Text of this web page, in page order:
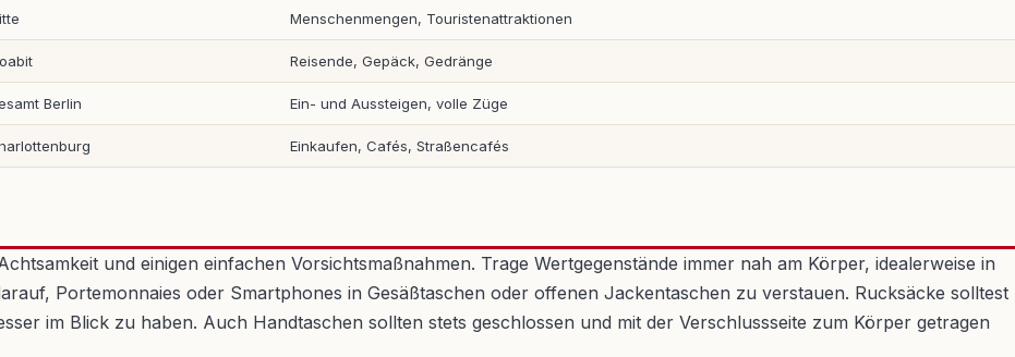
Menschenmengen, Touristenattraktionen
Reisende, Gepäck, Gedränge
Berlin Ein- und Aussteigen, volle Züge
Einkaufen, Cafés, Straßencafés
und einigen einfachen Vorsichtsmaßnahmen. Trage Wertgegenstände immer nah am Körper, idealerweise in
Portemonnaies oder Smartphones in Gesäßtaschen oder offenen Jackentaschen zu verstauen. Rucksäcke solltest
im Blick zu haben. Auch Handtaschen sollten stets geschlossen und mit der Verschlussseite zum Körper getragen